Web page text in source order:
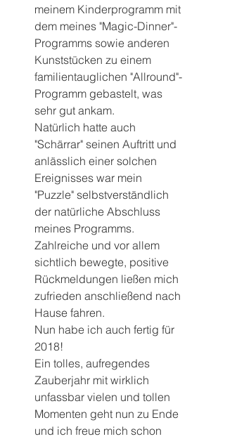
meinem Kinderprogramm mit
dem meines "Magic-Dinner"-
Programms sowie anderen
Kunststücken zu einem
familientauglichen "Allround"-
Programm gebastelt, was
sehr gut ankam.
Natürlich hatte auch
"Schärrar" seinen Auftritt und
anlässlich einer solchen
Ereignisses war mein
"Puzzle" selbstverständlich
der natürliche Abschluss
meines Programms.
Zahlreiche und vor allem
sichtlich bewegte, positive
Rückmeldungen ließen mich
zufrieden anschließend nach
Hause fahren.
Nun habe ich auch fertig für
2018!
Ein tolles, aufregendes
Zauberjahr mit wirklich
unfassbar vielen und tollen
Momenten geht nun zu Ende
und ich freue mich schon